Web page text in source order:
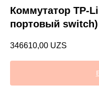
Коммутатор TP-
портовый switch)
346610,00 UZS